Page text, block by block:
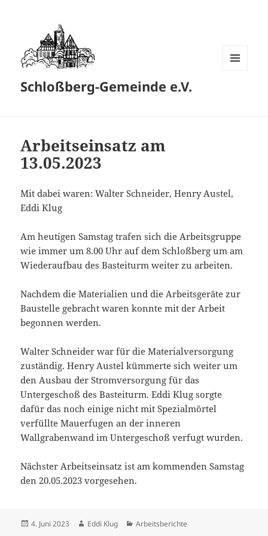
Schloßberg-Gemeinde e.V.
Arbeitseinsatz am
13.05.2023
Mit dabei waren: Walter Schneider, Henry Austel,
Eddi Klug
Am heutigen Samstag trafen sich die Arbeitsgruppe
wie immer um 8.00 Uhr auf dem Schloßberg um am
Wiederaufbau des Basteiturm weiter zu arbeiten.
Nachdem die Materialien und die Arbeitsgeräte zur
Baustelle gebracht waren konnte mit der Arbeit
begonnen werden.
Walter Schneider war für die Materialversorgung
zuständig. Henry Austel kümmerte sich weiter um
den Ausbau der Stromversorgung für das
Untergeschoß des Basteiturm. Eddi Klug sorgte
dafür das noch einige nicht mit Spezialmörtel
verfüllte Mauerfugen an der inneren
Wallgrabenwand im Untergeschoß verfugt wurden.
Nächster Arbeitseinsatz ist am kommenden Samstag
den 20.05.2023 vorgesehen.
Veröffentlicht
4. Juni 2023 Autor
Eddi Klug Kategorien
Arbeitsberichte